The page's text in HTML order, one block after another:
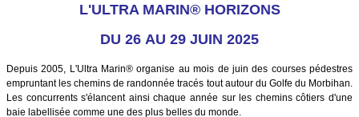
L'ULTRA MARIN® HORIZONS
DU 26 AU 29 JUIN 2025
Depuis 2005, L'Ultra Marin® organise au mois de juin des courses pédestres
empruntant les chemins de randonnée tracés tout autour du Golfe du Morbihan.
Les concurrents s'élancent ainsi chaque année sur les chemins côtiers d'une
baie labellisée comme une des plus belles du monde.